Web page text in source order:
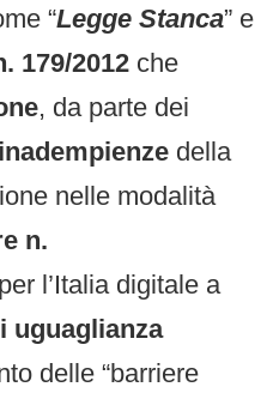
“Legge Stanca” e
179/2012 che
, da parte dei
della
nelle modalità
n.
l’Italia digitale a
uguaglianza
delle “barriere